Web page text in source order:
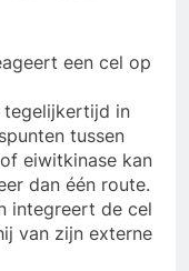
een cel op
tegelijkertijd in
tussen
eiwitkinase kan
dan één route.
integreert de cel
van zijn externe